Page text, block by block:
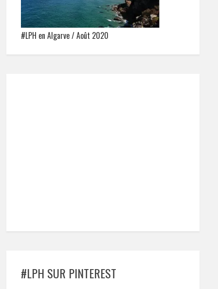
#LPH en Algarve / Août 2020
#LPH SUR PINTEREST